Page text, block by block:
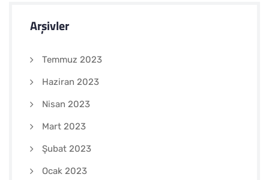
Arşivler
Temmuz 2023
Haziran 2023
Nisan 2023
Mart 2023
Şubat 2023
Ocak 2023